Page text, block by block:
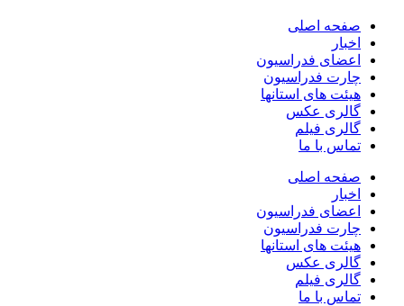
اصلی
فدراسیون
فدراسیون
های استانها
عکس
فیلم
با ما
اصلی
فدراسیون
فدراسیون
های استانها
عکس
فیلم
با ما